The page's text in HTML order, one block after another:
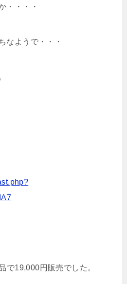
・・・・
なようで・・・
で19,000円販売でした。